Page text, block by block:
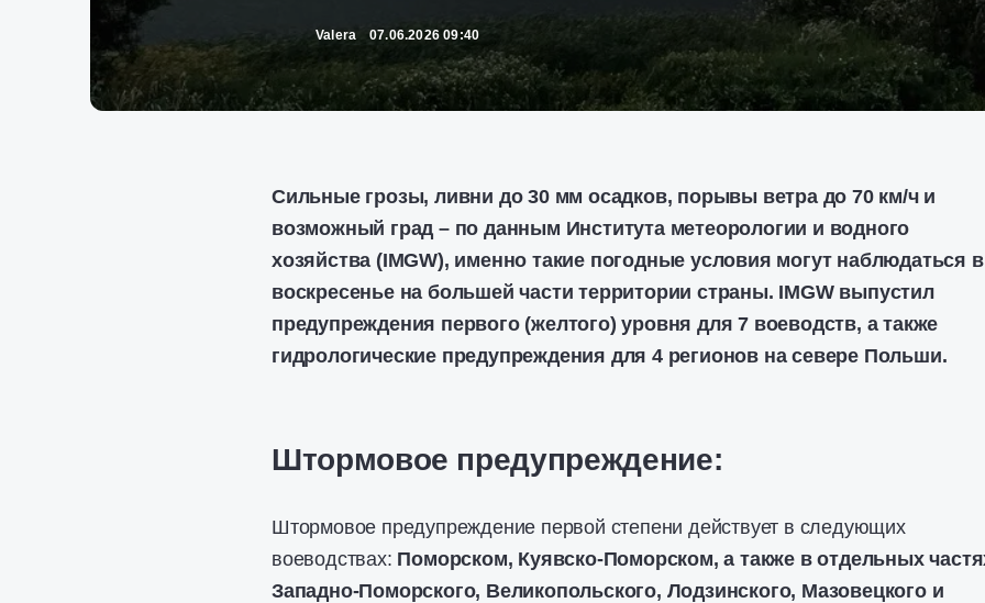
Valera 07.06.2026 09:40
Сильные грозы, ливни до 30 мм осадков, порывы ветра до 70 км/ч и
возможный град – по данным Института метеорологии и водного
хозяйства (IMGW), именно такие погодные условия могут наблюдаться в
воскресенье на большей части территории страны. IMGW выпустил
предупреждения первого (желтого) уровня для 7 воеводств, а также
гидрологические предупреждения для 4 регионов на севере Польши.
Штормовое предупреждение:
Штормовое предупреждение первой степени действует в следующих
воеводствах: Поморском, Куявско-Поморском, а также в отдельных
Западно-Поморского, Великопольского, Лодзинского, Мазовецкого и